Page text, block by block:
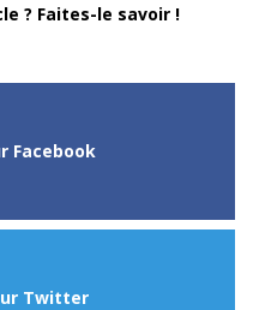
? Faites-le savoir !
Facebook
Twitter